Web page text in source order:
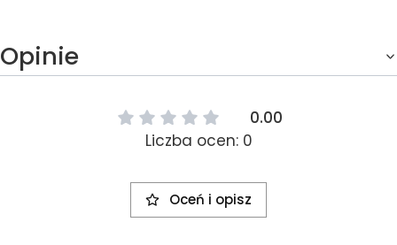
Opinie
0.00
Liczba ocen: 0
Oceń i opisz